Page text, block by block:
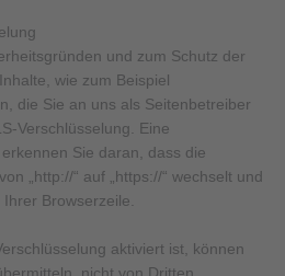
und zum Schutz der
wie zum Beispiel
die Sie an uns als Seitenbetreiber
Verschlüsselung. Eine
Sie daran, dass die
„http://“ auf „https://“ wechselt und
Browserzeile.
aktiviert ist, können